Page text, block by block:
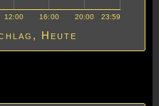
12:00 16:00 20:00 23:59
Heute